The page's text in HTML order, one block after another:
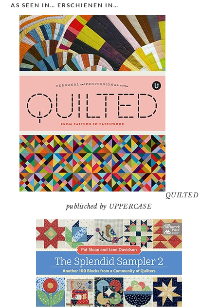
AS SEEN IN… ERSCHIENEN IN…
QUILTED
publisched by UPPERCASE